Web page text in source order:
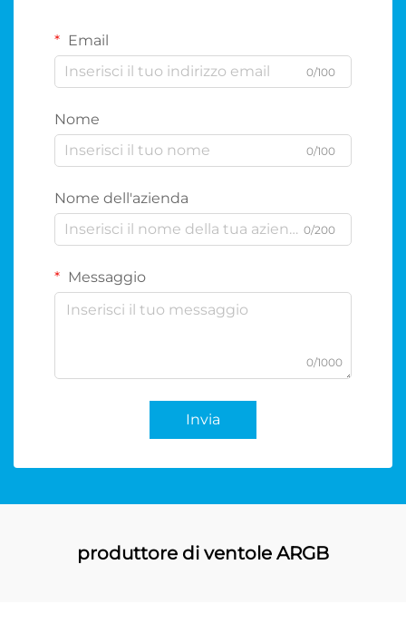
Email
0/100
Nome
0/100
Nome dell'azienda
0/200
Messaggio
0/1000
Invia
produttore di ventole ARGB